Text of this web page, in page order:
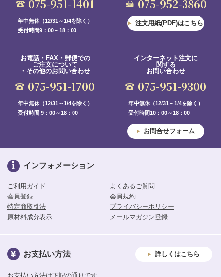
075-951-1401
年中無休（12/31～1/4を除く）
受付時間9：00～18：00
075-952-3860
注文用紙(PDF)はこちら
お電話・FAX・郵便での
ご注文について
・その他のお問い合わせ
075-951-1700
年中無休（12/31～1/4を除く）
受付時間 9：00～18：00
インターネット注文に
関する
お問い合わせ
075-951-9300
年中無休（12/31～1/4を除く）
受付時間10：00～18：00
お問合せフォーム
インフォメーション
ご利用ガイド
よくあるご質問
会員登録
会員規約
特定商取引法
プライバシーポリシー
原材料成分表示
メールマガジン登録
お支払い方法 詳しくはこちら
お支払い方法は下記の通りです。